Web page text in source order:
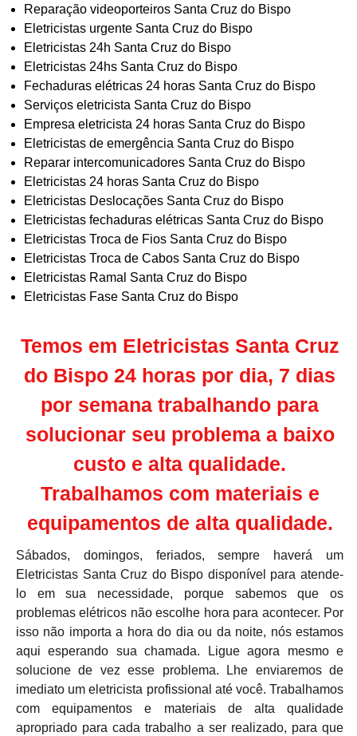
Reparação videoporteiros Santa Cruz do Bispo
Eletricistas urgente Santa Cruz do Bispo
Eletricistas 24h Santa Cruz do Bispo
Eletricistas 24hs Santa Cruz do Bispo
Fechaduras elétricas 24 horas Santa Cruz do Bispo
Serviços eletricista Santa Cruz do Bispo
Empresa eletricista 24 horas Santa Cruz do Bispo
Eletricistas de emergência Santa Cruz do Bispo
Reparar intercomunicadores Santa Cruz do Bispo
Eletricistas 24 horas Santa Cruz do Bispo
Eletricistas Deslocações Santa Cruz do Bispo
Eletricistas fechaduras elétricas Santa Cruz do Bispo
Eletricistas Troca de Fios Santa Cruz do Bispo
Eletricistas Troca de Cabos Santa Cruz do Bispo
Eletricistas Ramal Santa Cruz do Bispo
Eletricistas Fase Santa Cruz do Bispo
Temos em Eletricistas Santa Cruz
do Bispo 24 horas por dia, 7 dias
por semana trabalhando para
solucionar seu problema a baixo
custo e alta qualidade.
Trabalhamos com materiais e
equipamentos de alta qualidade.
Sábados, domingos, feriados, sempre haverá um
Eletricistas Santa Cruz do Bispo disponível para atende-
lo em sua necessidade, porque sabemos que os
problemas elétricos não escolhe hora para acontecer. Por
isso não importa a hora do dia ou da noite, nós estamos
aqui esperando sua chamada. Ligue agora mesmo e
solucione de vez esse problema. Lhe enviaremos de
imediato um eletricista profissional até você. Trabalhamos
com equipamentos e materiais de alta qualidade
apropriado para cada trabalho a ser realizado, para que